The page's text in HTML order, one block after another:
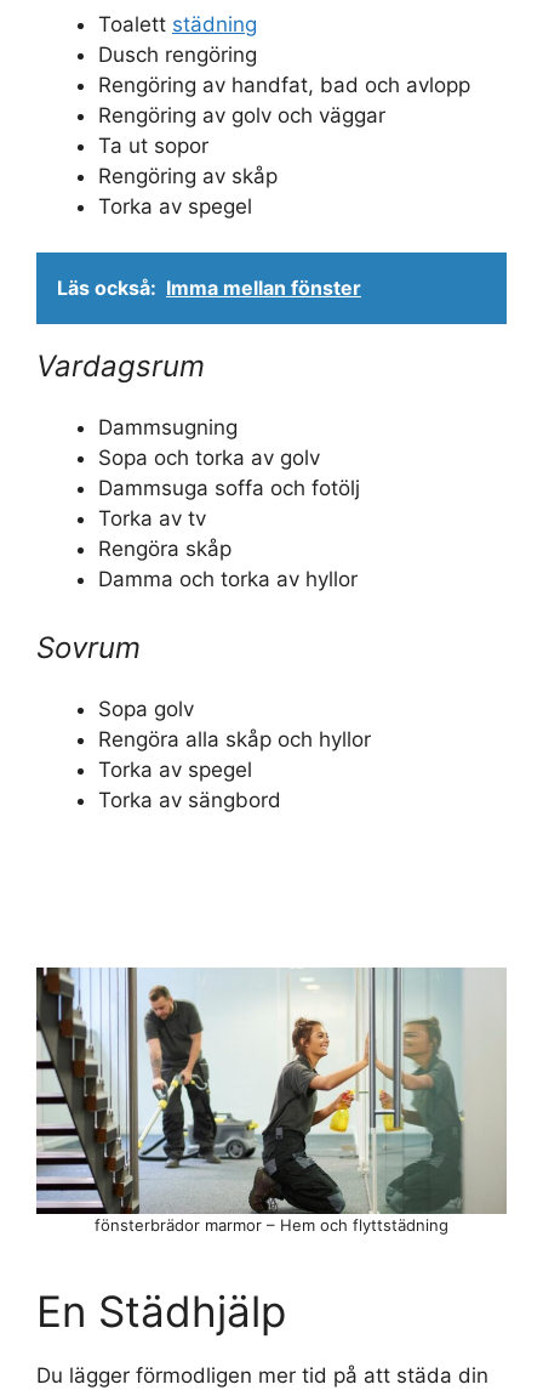
Toalett städning
Dusch rengöring
Rengöring av handfat, bad och avlopp
Rengöring av golv och väggar
Ta ut sopor
Rengöring av skåp
Torka av spegel
Läs också: Imma mellan fönster
Vardagsrum
Dammsugning
Sopa och torka av golv
Dammsuga soffa och fotölj
Torka av tv
Rengöra skåp
Damma och torka av hyllor
Sovrum
Sopa golv
Rengöra alla skåp och hyllor
Torka av spegel
Torka av sängbord
En Städhjälp
Du lägger förmodligen mer tid på att städa din
fönsterbrädor marmor – Hem och flyttstädning